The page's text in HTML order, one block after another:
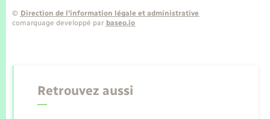
© Direction de l’information légale et administrative
comarquage developpé par baseo.io
Retrouvez aussi